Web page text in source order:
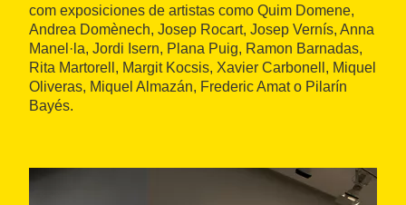
com exposiciones de artistas como Quim Domene,
Andrea Domènech, Josep Rocart, Josep Vernís, Anna
Manel·la, Jordi Isern, Plana Puig, Ramon Barnadas,
Rita Martorell, Margit Kocsis, Xavier Carbonell, Miquel
Oliveras, Miquel Almazán, Frederic Amat o Pilarín
Bayés.